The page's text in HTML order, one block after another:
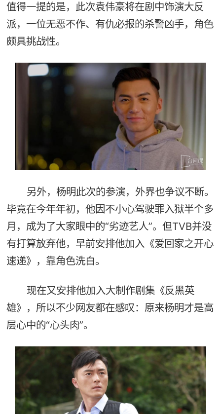
值得一提的是，此次袁伟豪将在剧中饰演大反
派，一位无恶不作、有仇必报的杀警凶手，角色
颇具挑战性。
另外，杨明此次的参演，外界也争议不断。
毕竟在今年年初，他因不小心驾驶罪入狱半个多
月，成为了大家眼中的“劣迹艺人”。但TVB并没
有打算放弃他，早前安排他加入《爱回家之开心
速递》，靠角色洗白。
现在又安排他加入大制作剧集《反黑英
雄》，所以不少网友都在感叹：原来杨明才是高
层心中的“心头肉”。